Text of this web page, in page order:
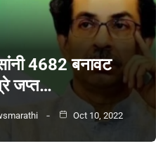
4682 बनावट
जप्त…
Oct 10, 2022